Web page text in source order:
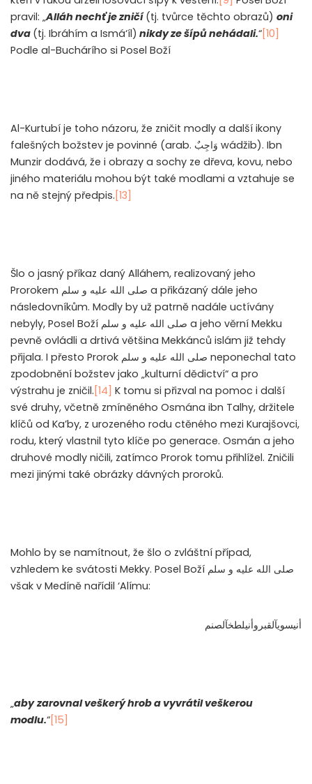
pravil: „Alláh nechť je zničí(tj. tvůrce těchto obrazů) oni
dva (tj. Ibráhím a Ismá‘íl) nikdy ze šípů nehádali.“[10]
Podle al-Buchárího si Posel Boží
Al-Kurtubí je toho názoru, že zničit modly a další ikony
falešných božstev je povinné (arab. وَاجِبٌ wádžib). Ibn
Munzir dodává, že i obrazy a sochy ze dřeva, kovu, nebo
jiného materiálu mohou být také modlami a vztahuje se
na ně stejný předpis. [13]
Šlo o jasný příkaz daný Alláhem, realizovaný jeho
Prorokem صلى الله عليه و سلم a přikázaný dále jeho
následovníkům. Modly by už patrně nadále uctívány
nebyly, Posel Boží صلى الله عليه و سلم a jeho věrní Mekku
pevně ovládli a drtivá většina Mekkánců islám již tehdy
přijala. I přesto Prorok صلى الله عليه و سلم neponechal tato
zpodobnění božstev jako „kulturní dědictví“ a pro
výstrahu je zničil. [14] K tomu si přizval na pomoc i další
své druhy, včetně zmíněného Osmána ibn Talhy, držitele
klíčů od Ka’by, z urozeného rodu ctěného mezi Kurajšovci,
rodu, který vlastnil tyto klíče po generace. Osmán a jeho
druhové modly ničili, zatímco Prorok tomu přihlížel. Zničili
mezi jinými také obrázky dávných proroků.
Mohlo by se namítnout, že šlo o zvláštní případ,
vzhledem ke svátosti Mekky. Posel Boží صلى الله عليه و سلم
však v Medíně nařídil ‘Alímu:
أنيسويآلقبروأنيلطخآلصنم
„aby zarovnal veškerý hrob a vyvrátil veškerou
modlu.“[15]